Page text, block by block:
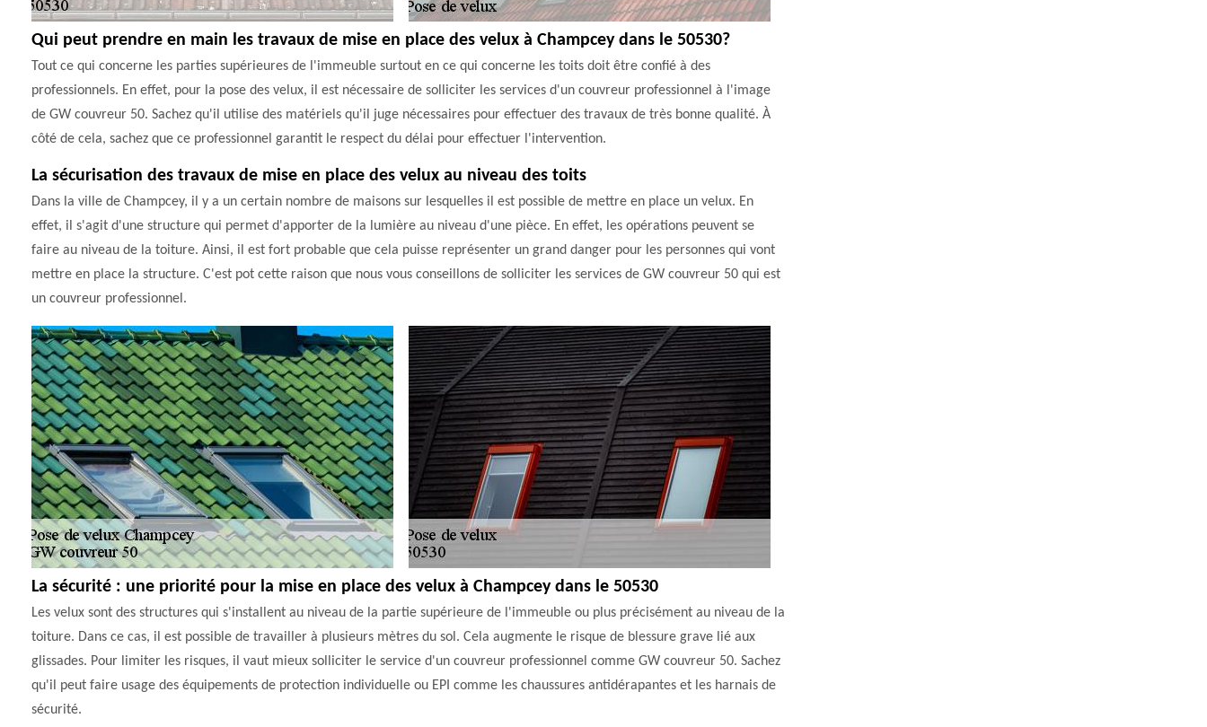
Qui peut prendre en main les travaux de mise en place des velux à Champcey dans le 50530?
Tout ce qui concerne les parties supérieures de l'immeuble surtout en ce qui concerne les toits doit être confié à des
professionnels. En effet, pour la pose des velux, il est nécessaire de solliciter les services d'un couvreur professionnel à l'image
de GW couvreur 50. Sachez qu'il utilise des matériels qu'il juge nécessaires pour effectuer des travaux de très bonne qualité. À
côté de cela, sachez que ce professionnel garantit le respect du délai pour effectuer l'intervention.
La sécurisation des travaux de mise en place des velux au niveau des toits
Dans la ville de Champcey, il y a un certain nombre de maisons sur lesquelles il est possible de mettre en place un velux. En
effet, il s'agit d'une structure qui permet d'apporter de la lumière au niveau d'une pièce. En effet, les opérations peuvent se
faire au niveau de la toiture. Ainsi, il est fort probable que cela puisse représenter un grand danger pour les personnes qui vont
mettre en place la structure. C'est pot cette raison que nous vous conseillons de solliciter les services de GW couvreur 50 qui est
un couvreur professionnel.
La sécurité : une priorité pour la mise en place des velux à Champcey dans le 50530
Les velux sont des structures qui s'installent au niveau de la partie supérieure de l'immeuble ou plus précisément au niveau de la
toiture. Dans ce cas, il est possible de travailler à plusieurs mètres du sol. Cela augmente le risque de blessure grave lié aux
glissades. Pour limiter les risques, il vaut mieux solliciter le service d'un couvreur professionnel comme GW couvreur 50. Sachez
qu'il peut faire usage des équipements de protection individuelle ou EPI comme les chaussures antidérapantes et les harnais de
sécurité.